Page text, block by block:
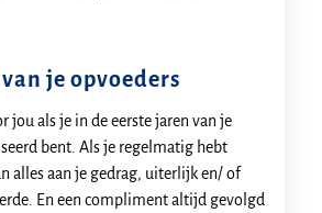
je opvoeders
jou als je in de eerste jaren van je
bent. Als je regelmatig hebt
alles aan je gedrag, uiterlijk en/ of
En een compliment altijd gevolgd